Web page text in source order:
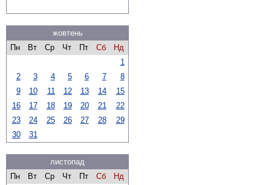
жовтень
Пн
Вт Ср Чт Пт Сб
Нд
1
2
3 4 5 6 7
8
9
10 11 12 13 14
15
16
17 18 19 20 21
22
23
24 25 26 27 28
29
30
31
листопад
Пн
Вт Ср Чт Пт Сб
Нд